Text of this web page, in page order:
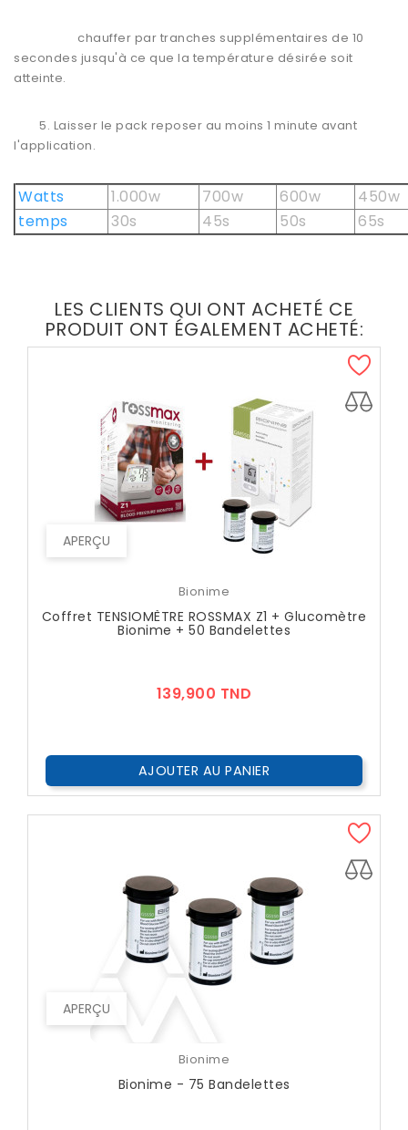
chauffer par tranches supplémentaires de 10
secondes jusqu'à ce que la température désirée soit
atteinte.
5. Laisser le pack reposer au moins 1 minute avant
l'application.
Watts 1.000w 700w 600w
450w
temps
30s 45s 50s 65s
LES CLIENTS QUI ONT ACHETÉ CE
PRODUIT ONT ÉGALEMENT ACHETÉ:
APERÇU
Bionime
Coffret TENSIOMÈTRE ROSSMAX Z1 + Glucomètre
Bionime + 50 Bandelettes
139,900 TND
AJOUTER AU PANIER
APERÇU
Bionime
Bionime - 75 Bandelettes